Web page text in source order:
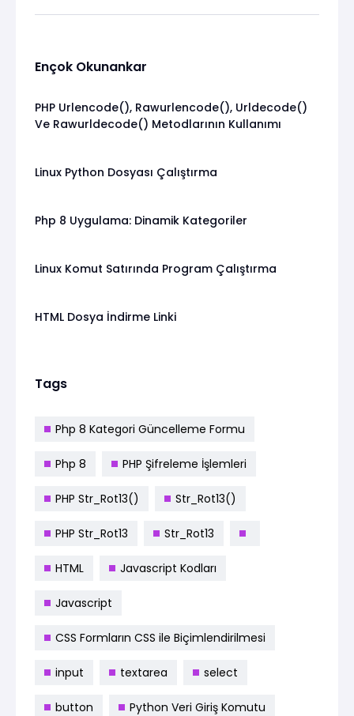
Ençok Okunankar
PHP Urlencode(), Rawurlencode(), Urldecode()
Ve Rawurldecode() Metodlarının Kullanımı
Linux Python Dosyası Çalıştırma
Php 8 Uygulama: Dinamik Kategoriler
Linux Komut Satırında Program Çalıştırma
HTML Dosya İndirme Linki
Tags
Php 8 Kategori Güncelleme Formu
Php 8 PHP Şifreleme İşlemleri
PHP Str_Rot13() Str_Rot13()
PHP Str_Rot13 Str_Rot13
HTML Javascript Kodları
Javascript
CSS Formların CSS ile Biçimlendirilmesi
input textarea select
button Python Veri Giriş Komutu